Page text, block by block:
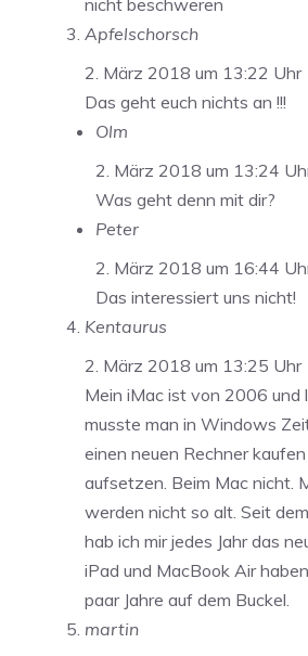
nicht beschweren
Apfelschorsch
2. März 2018 um 13:22 Uhr
Das geht euch nichts an !!!
Olm
2. März 2018 um 13:24
Was geht denn mit dir?
Peter
2. März 2018 um 16:44
Das interessiert uns nicht!
Kentaurus
2. März 2018 um 13:25 Uhr
Mein iMac ist von 2006 und
musste man in Windows
einen neuen Rechner
aufsetzen. Beim Mac nicht.
werden nicht so alt. Seit
hab ich mir jedes Jahr das
iPad und MacBook Air
paar Jahre auf dem Buckel.
martin